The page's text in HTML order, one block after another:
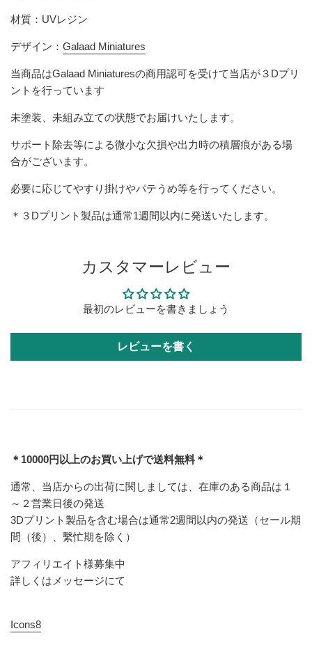
材質：UVレジン
デザイン： Galaad Miniatures
当商品はGalaad Miniaturesの商用認可を受けて当店が３Dプリ
ントを行っています
未塗装、未組み立ての状態でお届けいたします。
サポート除去等による微小な欠損や出力時の積層痕がある場
合がございます。
必要に応じてやすり掛けやパテうめ等を行ってください。
＊３Dプリント製品は通常1週間以内に発送いたします。
カスタマーレビュー
最初のレビューを書きましょう
レビューを書く
＊10000円以上のお買い上げで送料無料＊
通常、当店からの出荷に関しましては、在庫のある商品は１
～２営業日後の発送
3Dプリント製品を含む場合は通常2週間以内の発送（セール期
間（後）、繫忙期を除く）
アフィリエイト様募集中
詳しくはメッセージにて
Icons8